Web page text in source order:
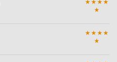
★ ★ ★ ★
★
★ ★ ★ ★
★